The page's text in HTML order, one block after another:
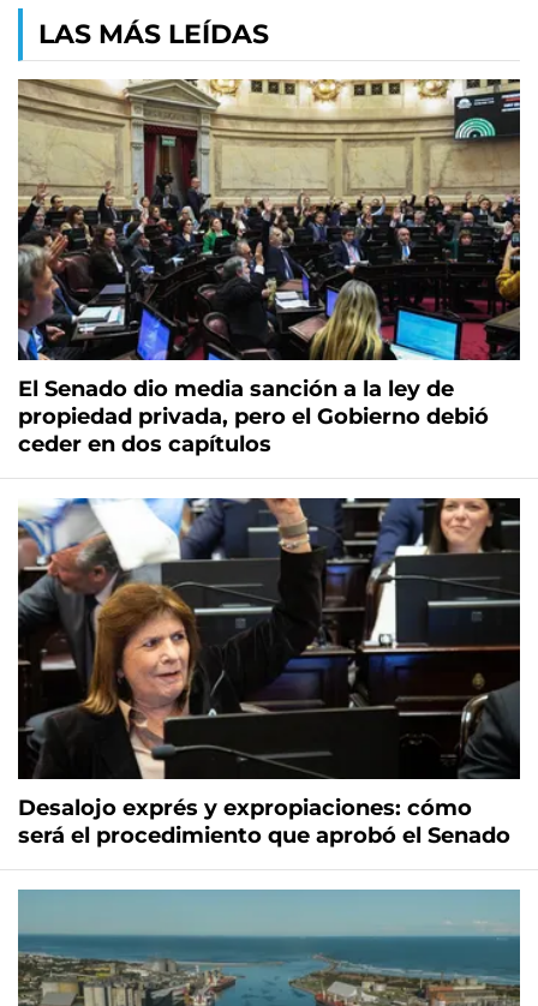
LAS MÁS LEÍDAS
El Senado dio media sanción a la ley de
propiedad privada, pero el Gobierno debió
ceder en dos capítulos
Desalojo exprés y expropiaciones: cómo
será el procedimiento que aprobó el Senado